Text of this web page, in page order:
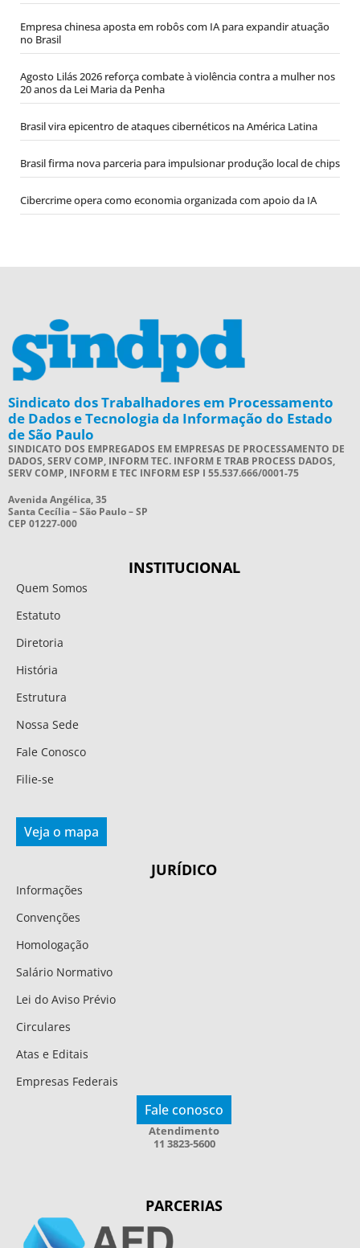
Empresa chinesa aposta em robôs com IA para expandir atuação
no Brasil
Agosto Lilás 2026 reforça combate à violência contra a mulher nos
20 anos da Lei Maria da Penha
Brasil vira epicentro de ataques cibernéticos na América Latina
Brasil firma nova parceria para impulsionar produção local de chips
Cibercrime opera como economia organizada com apoio da IA
Sindicato dos Trabalhadores em Processamento
de Dados e Tecnologia da Informação do Estado
de São Paulo
SINDICATO DOS EMPREGADOS EM EMPRESAS DE PROCESSAMENTO DE
DADOS, SERV COMP, INFORM TEC. INFORM E TRAB PROCESS DADOS,
SERV COMP, INFORM E TEC INFORM ESP I 55.537.666/0001-75
Avenida Angélica, 35
Santa Cecília – São Paulo – SP
CEP 01227-000
INSTITUCIONAL
Quem Somos
Estatuto
Diretoria
História
Estrutura
Nossa Sede
Fale Conosco
Filie-se
Veja o mapa
JURÍDICO
Informações
Convenções
Homologação
Salário Normativo
Lei do Aviso Prévio
Circulares
Atas e Editais
Empresas Federais
Fale conosco
Atendimento
11 3823-5600
PARCERIAS